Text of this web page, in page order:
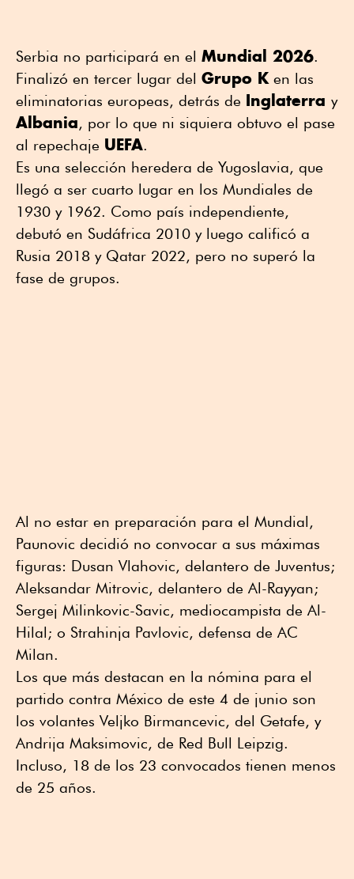
Serbia no participará en el Mundial 2026.
Finalizó en tercer lugar del Grupo K en las
eliminatorias europeas, detrás de Inglaterra y
Albania, por lo que ni siquiera obtuvo el pase
al repechaje UEFA.
Es una selección heredera de Yugoslavia, que
llegó a ser cuarto lugar en los Mundiales de
1930 y 1962. Como país independiente,
debutó en Sudáfrica 2010 y luego calificó a
Rusia 2018 y Qatar 2022, pero no superó la
fase de grupos.
Al no estar en preparación para el Mundial,
Paunovic decidió no convocar a sus máximas
figuras: Dusan Vlahovic, delantero de Juventus;
Aleksandar Mitrovic, delantero de Al-Rayyan;
Sergej Milinkovic-Savic, mediocampista de Al-
Hilal; o Strahinja Pavlovic, defensa de AC
Milan.
Los que más destacan en la nómina para el
partido contra México de este 4 de junio son
los volantes Veljko Birmancevic, del Getafe, y
Andrija Maksimovic, de Red Bull Leipzig.
Incluso, 18 de los 23 convocados tienen menos
de 25 años.